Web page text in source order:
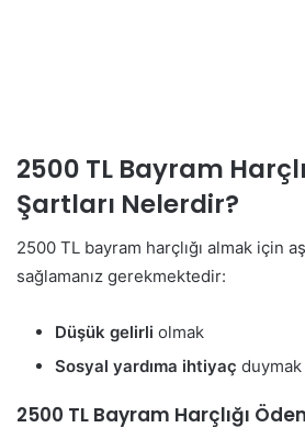
2500 TL Bayram
Şartları Nelerdir?
2500 TL bayram harçlığı almak için
sağlamanız gerekmektedir:
Düşük gelirli olmak
Sosyal yardıma ihtiyaç duymak
2500 TL Bayram Harçlığı